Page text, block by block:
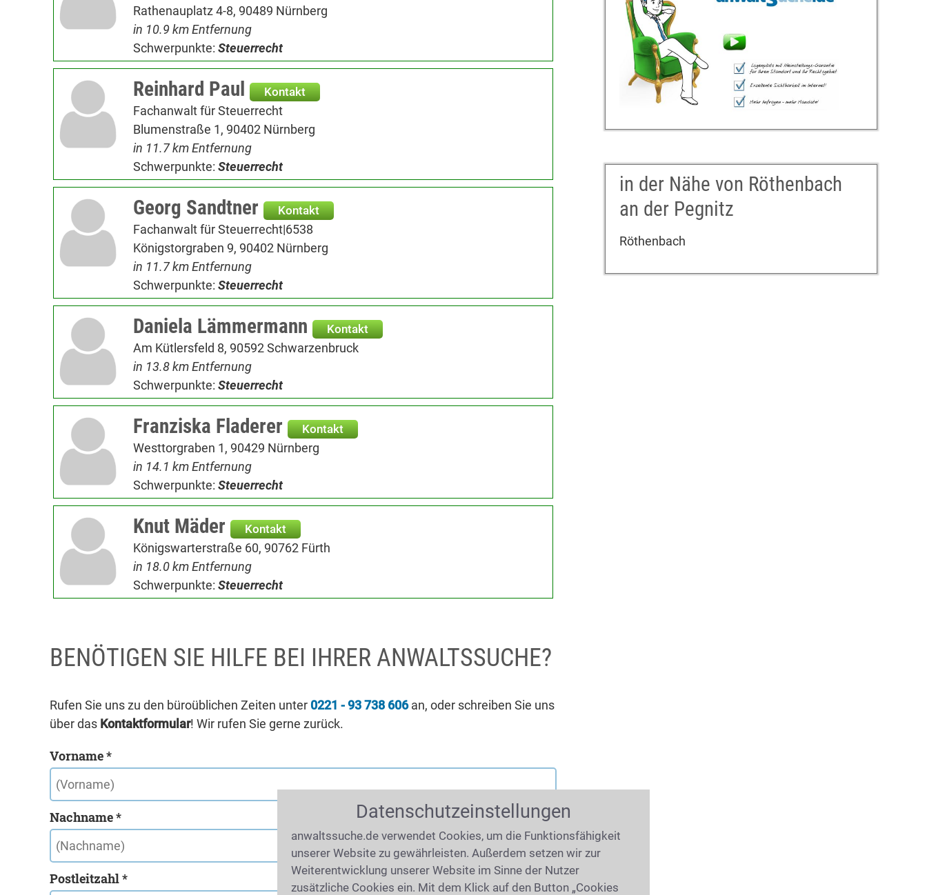
Rathenauplatz 4-8, 90489 Nürnberg
in 10.9 km Entfernung
Schwerpunkte: Steuerrecht
Reinhard Paul Kontakt
Fachanwalt für Steuerrecht
Blumenstraße 1, 90402 Nürnberg
in 11.7 km Entfernung
Schwerpunkte: Steuerrecht
Georg Sandtner Kontakt
Fachanwalt für Steuerrecht|6538
Königstorgraben 9, 90402 Nürnberg
in 11.7 km Entfernung
Schwerpunkte: Steuerrecht
Daniela Lämmermann Kontakt
Am Kütlersfeld 8, 90592 Schwarzenbruck
in 13.8 km Entfernung
Schwerpunkte: Steuerrecht
Franziska Fladerer Kontakt
Westtorgraben 1, 90429 Nürnberg
in 14.1 km Entfernung
Schwerpunkte: Steuerrecht
Knut Mäder Kontakt
Königswarterstraße 60, 90762 Fürth
in 18.0 km Entfernung
Schwerpunkte: Steuerrecht
BENÖTIGEN SIE HILFE BEI IHRER ANWALTSSUCHE?
Rufen Sie uns zu den büroüblichen Zeiten unter 0221 - 93 738 606an, oder schreiben Sie uns
über das Kontaktformular! Wir rufen Sie gerne zurück.
Vorname *
Nachname *
Postleitzahl *
in der Nähe von Röthenbach
an der Pegnitz
Röthenbach
Datenschutzeinstellungen
anwaltssuche.de verwendet Cookies, um die Funktionsfähigkeit
unserer Website zu gewährleisten. Außerdem setzen wir zur
Weiterentwicklung unserer Website im Sinne der Nutzer
zusätzliche Cookies ein. Mit dem Klick auf den Button „Cookies